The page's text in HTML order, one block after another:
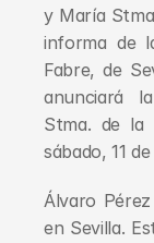
y María
informa de
Fabre, de
anunciará
Stma. de la
sábado, 11
Álvaro
en Sevilla.